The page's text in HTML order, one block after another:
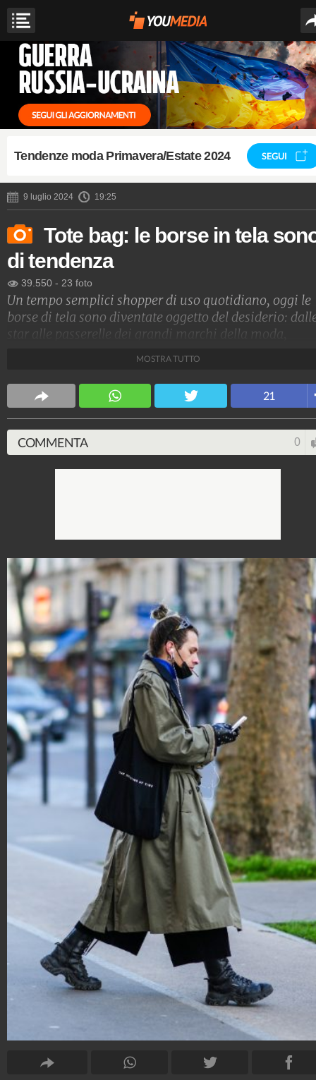
Tendenze moda Primavera/Estate 2024 SEGUI
9 luglio 2024 19:25
Tote bag: le borse in tela
di tendenza
39.550 - 23 foto
Un tempo semplici shopper di uso quotidiano, oggi le
borse di tela sono diventate oggetto del desiderio:
star alle passerelle dei grandi marchi della moda,
Stile e trend
1.515.102.791 1.957 video 138.074 foto
MOSTRA TUTTO
21
COMMENTA 0